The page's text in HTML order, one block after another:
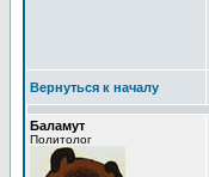
Вернуться к началу
Баламут
Политолог